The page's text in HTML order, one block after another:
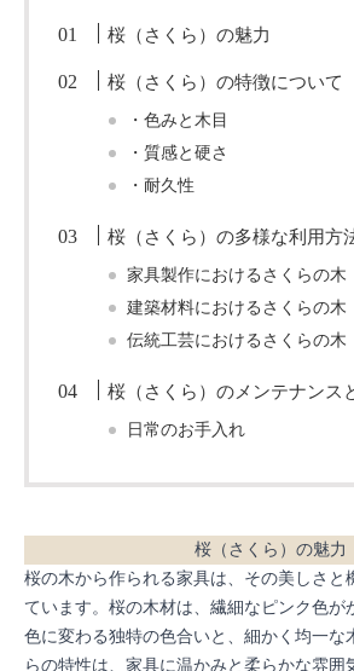
桜（さくら）の魅力
桜（さくら）の特徴について
・色みと木目
・質感と硬さ
・耐久性
桜（さくら）の多様な利用方
家具製作におけるさくらの木
建築材料におけるさくらの木
伝統工芸におけるさくらの木
桜（さくら）のメンテナンス
日常のお手入れ
桜（さくら）の魅力
桜の木から作られる家具は、その美しさと
ています。桜の木材は、繊細なピンク色が
色に変わる独特の色合いと、細かく均一な
らの特性は、家具に温かみと柔らかな雰囲